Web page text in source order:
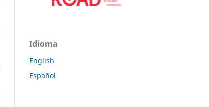
Idioma
English
Español